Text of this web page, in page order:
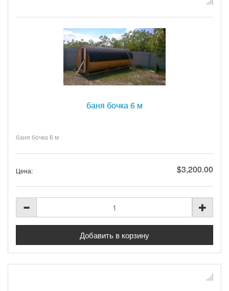
баня бочка 6 м
баня бочка 6 м
Цена: $3,200.00